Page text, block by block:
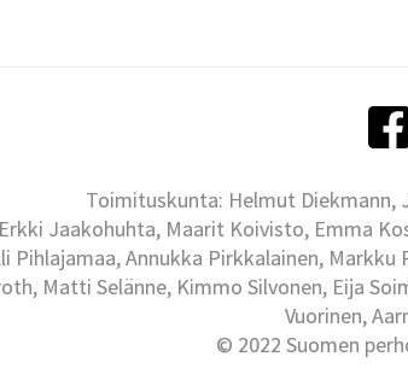
Toimituskunta: Helmut Diekmann,
Jaakohuhta, Maarit Koivisto, Emma
Pihlajamaa, Annukka Pirkkalainen,
Matti Selänne, Kimmo Silvonen, Eija
Vuorinen,
© 2022 Suomen